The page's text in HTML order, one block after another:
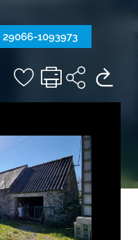
29066-1093973